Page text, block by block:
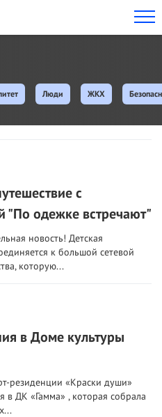
Люди ЖКХ
с
"По одежке встречают"
новость! Детская
к большой сетевой
которую...
в Доме культуры
резиденции «Краски души»
ДК «Гамма» , которая собрала